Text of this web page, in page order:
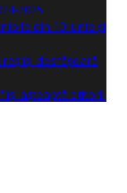
2025
din 10 iunie și
își desfășoară
își așteaptă cititorii